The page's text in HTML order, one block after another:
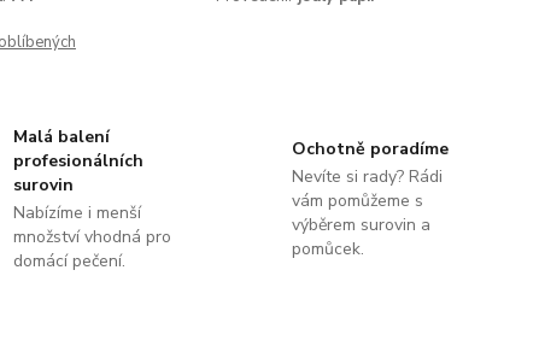
Malá balení
profesionálních
surovin
Nabízíme i menší
množství vhodná pro
domácí pečení.
Ochotně poradíme
Nevíte si rady? Rádi
vám pomůžeme s
výběrem surovin a
pomůcek.